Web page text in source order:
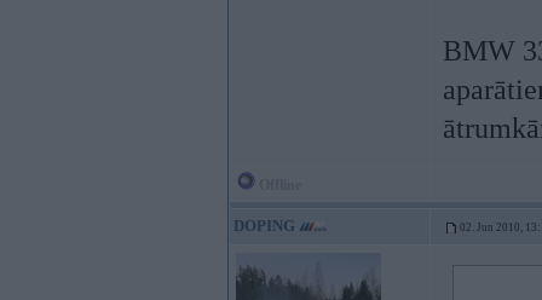
BMW
DOPING 02. Jun 2010,